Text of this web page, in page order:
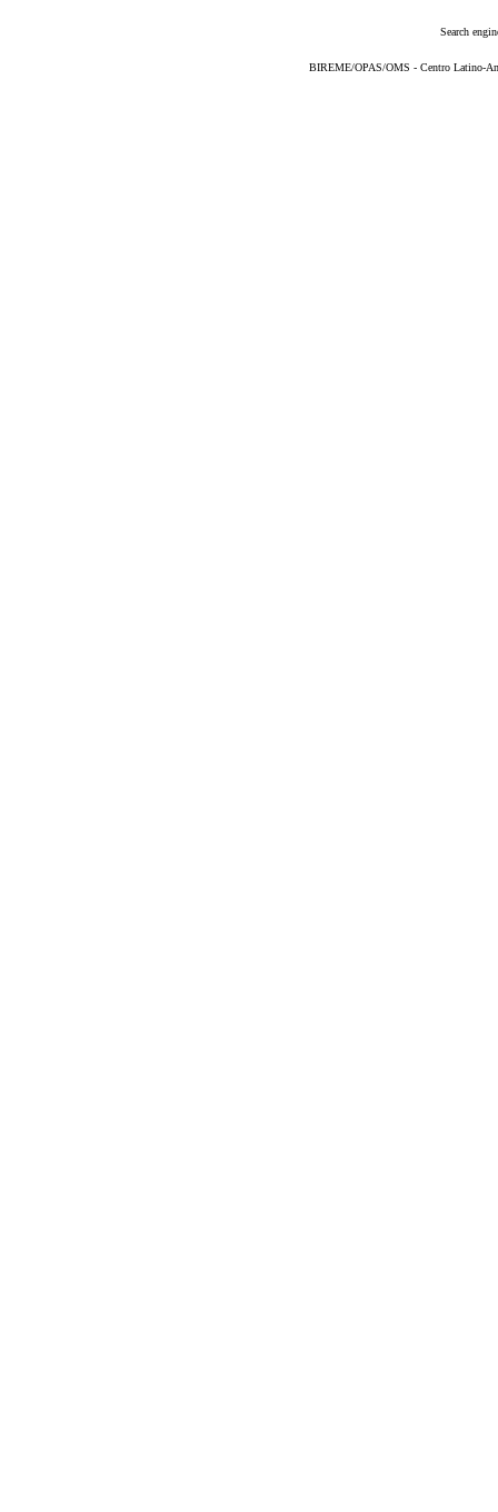
Search
BIREME/OPAS/OMS - Centro Latino-